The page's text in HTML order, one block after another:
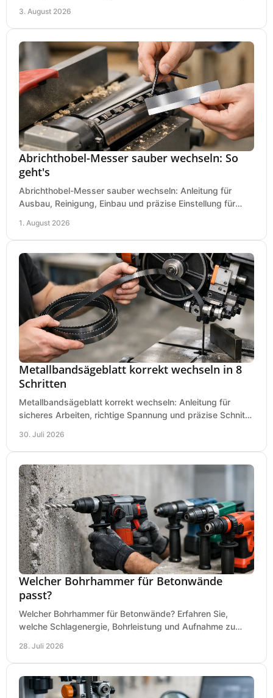
3. August 2026
Abrichthobel-Messer sauber wechseln: So
geht's
Abrichthobel-Messer sauber wechseln: Anleitung für
Ausbau, Reinigung, Einbau und präzise Einstellung für
1. August 2026
Metallbandsägeblatt korrekt wechseln in 8
Schritten
Metallbandsägeblatt korrekt wechseln: Anleitung für
sicheres Arbeiten, richtige Spannung und präzise Schnitte
30. Juli 2026
Welcher Bohrhammer für Betonwände
passt?
Welcher Bohrhammer für Betonwände? Erfahren Sie,
welche Schlagenergie, Bohrleistung und Aufnahme zu
28. Juli 2026